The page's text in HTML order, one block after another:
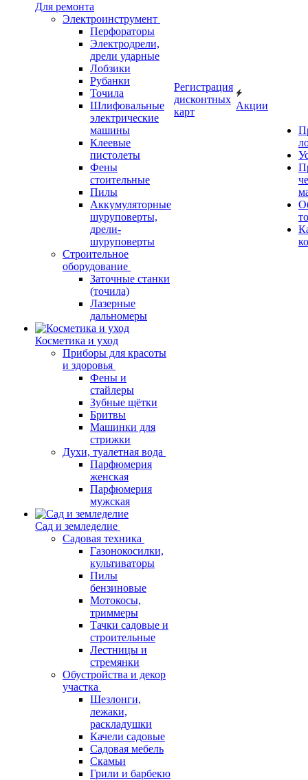
Для ремонта
Электроинструмент
Перфораторы
Электродрели,
дрели ударные
Лобзики
Рубанки
Точила
Шлифовальные
электрические
машины
Клеевые
пистолеты
Фены
стоительные
Пилы
Аккумуляторные
шуруповерты,
дрели-
шуруповерты
Строительное
оборудование
Заточные станки
(точила)
Лазерные
дальномеры
Косметика и уход
Приборы для красоты
и здоровья
Фены и
стайлеры
Зубные щётки
Бритвы
Машинки для
стрижки
Духи, туалетная вода
Парфюмерия
женская
Парфюмерия
мужская
Сад и земледелие
Садовая техника
Газонокосилки,
культиваторы
Пилы
бензиновые
Мотокосы,
триммеры
Тачки садовые и
строительные
Лестницы и
стремянки
Обустройства и декор
участка
Шезлонги,
лежаки,
раскладушки
Качели садовые
Садовая мебель
Скамьи
Грили и барбекю
Регистрация
дисконтных
карт
Акции